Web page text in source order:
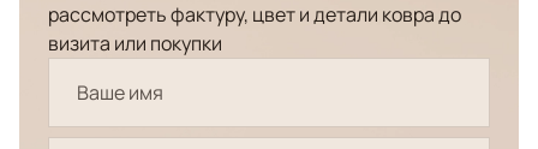
рассмотреть фактуру, цвет и детали ковра до
визита или покупки